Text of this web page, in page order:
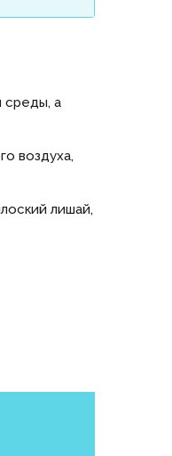
среды, а
воздуха,
лишай,